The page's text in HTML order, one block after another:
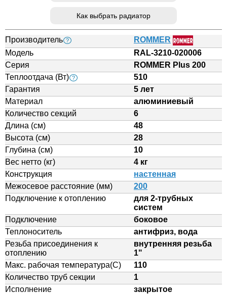
Как выбрать радиатор
Производитель ?
ROMMER
Модель
RAL-3210-020006
Серия
ROMMER Plus 200
Теплоотдача (Вт) ?
510
Гарантия
5 лет
Материал
алюминиевый
Количество секций
6
Длина (см)
48
Высота (см)
28
Глубина (см)
10
Вес нетто (кг)
4 кг
Конструкция
настенная
Межосевое расстояние (мм)
200
Подключение к отоплению
для 2-трубных
систем
Подключение
боковое
Теплоноситель
антифриз, вода
Резьба присоединения к
отоплению
внутренняя резьба
1"
Макс. рабочая температура(С)
110
Количество труб секции
1
Исполнение
закрытое